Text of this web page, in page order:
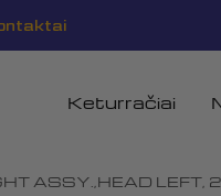
Keturračiai
ASSY.,HEAD